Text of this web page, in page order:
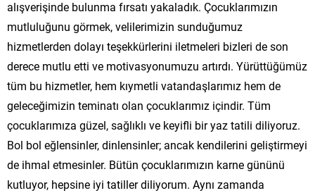
alışverişinde bulunma fırsatı yakaladık. Çocuklarımızın
mutluluğunu görmek, velilerimizin sunduğumuz
hizmetlerden dolayı teşekkürlerini iletmeleri bizleri de son
derece mutlu etti ve motivasyonumuzu artırdı. Yürüttüğümüz
tüm bu hizmetler, hem kıymetli vatandaşlarımız hem de
geleceğimizin teminatı olan çocuklarımız içindir. Tüm
çocuklarımıza güzel, sağlıklı ve keyifli bir yaz tatili diliyoruz.
Bol bol eğlensinler, dinlensinler; ancak kendilerini geliştirmeyi
de ihmal etmesinler. Bütün çocuklarımızın karne gününü
kutluyor, hepsine iyi tatiller diliyorum. Aynı zamanda